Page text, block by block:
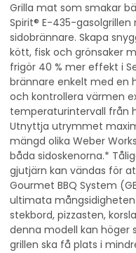
Grilla mat som smakar
Spirit® E-435-
sidobrännare. Skapa
kött, fisk och grönsaker
frigör 40 % mer effekt i
brännare enkelt med en
och kontrollera värmen
temperaturintervall från
Utnyttja utrymmet
mängd olika Weber
båda sidoskenorna.*
gjutjärn kan vändas för
Gourmet BBQ System
ultimata
stekbord, pizzasten,
denna modell kan höger
grillen ska få plats i